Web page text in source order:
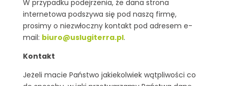
W przypadku podejrzenia, że dana strona
internetowa podszywa się pod naszą firmę,
prosimy o niezwłoczny kontakt pod adresem e-
mail: biuro@uslugiterra.pl.
Kontakt
Jeżeli macie Państwo jakiekolwiek wątpliwości co